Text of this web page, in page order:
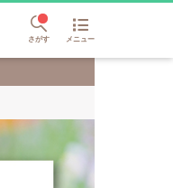
さがす メニュー